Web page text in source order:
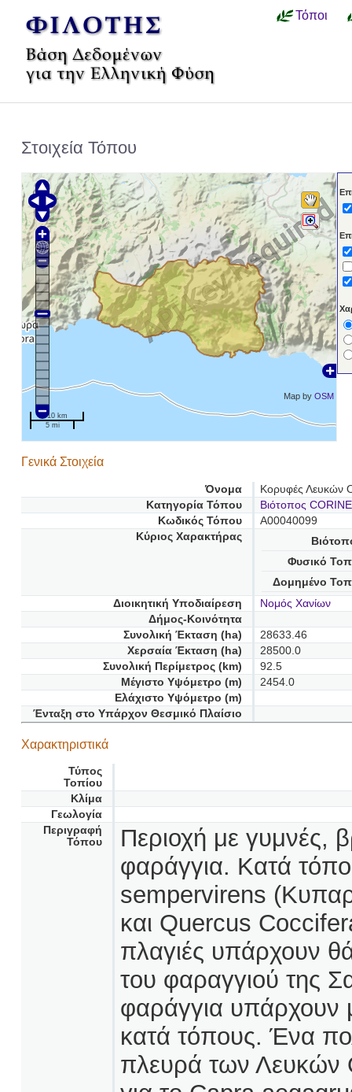
Τόποι
Στοιχεία Τόπου
Map byOSM
10 km
5 mi
Γενικά Στοιχεία
Όνομα
Κορυφές Λευκών
Κατηγορία Τόπου
Βιότοπος CORINE
Κωδικός Τόπου
A00040099
Κύριος Χαρακτήρας
Φυσικό
Δομημένο
Διοικητική Υποδιαίρεση
Νομός Χανίων
Δήμος-Κοινότητα
Συνολική Έκταση (ha)
28633.46
Χερσαία Έκταση (ha)
28500.0
Συνολική Περίμετρος (km)
92.5
Μέγιστο Υψόμετρο (m)
2454.0
Ελάχιστο Υψόμετρο (m)
Ένταξη στο Υπάρχον Θεσμικό Πλαίσιο
Χαρακτηριστικά
Τύπος
Τοπίου
Κλίμα
Γεωλογία
Περιγραφή
Τόπου
Περιοχή με γυμνές,
φαράγγια. Κατά
sempervirens
και Quercus
πλαγιές υπάρχουν
του φαραγγιού της
φαράγγια υπάρχουν
κατά τόπους. Ένα
πλευρά των Λευκών